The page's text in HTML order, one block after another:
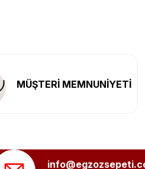
teslimat gerçekleştiriyoruz.
MÜŞTERİ MEMNUNİYETİ